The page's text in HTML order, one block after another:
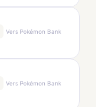
Vers Pokémon Bank
Vers Pokémon Bank